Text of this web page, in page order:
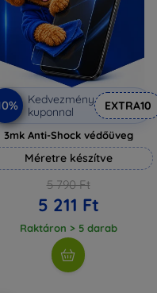
Kedvezmény
kuponnal
EXTRA10
3mk Anti-Shock védőüveg
Méretre készítve
5 790 Ft
5 211 Ft
Raktáron > 5 darab